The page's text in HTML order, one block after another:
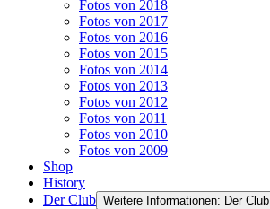
Fotos von 2018
Fotos von 2017
Fotos von 2016
Fotos von 2015
Fotos von 2014
Fotos von 2013
Fotos von 2012
Fotos von 2011
Fotos von 2010
Fotos von 2009
Shop
History
Der Club Weitere Informationen: Der Club